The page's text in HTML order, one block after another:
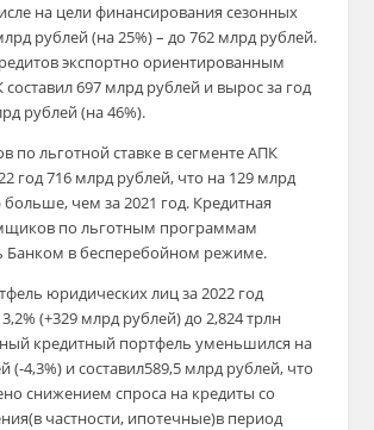
на цели финансирования сезонных
рублей (на 25%) – до 762 млрд рублей.
экспортно ориентированным
697 млрд рублей и вырос за год
рублей (на 46%).
по льготной ставке в сегменте АПК
год 716 млрд рублей, что на 129 млрд
больше, чем за 2021 год. Кредитная
по льготным программам
Банком в бесперебойном режиме.
юридических лиц за 2022 год
(+329 млрд рублей) до 2,824 трлн
кредитный портфель уменьшился на
(-4,3%) и составил589,5 млрд рублей, что
снижением спроса на кредиты со
частности, ипотечные)в период